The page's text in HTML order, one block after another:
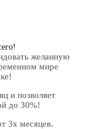
желанную
мире
и позволяет
до 30%!
3х месяцев.